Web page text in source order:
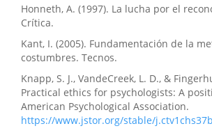
Honneth, A. (1997). La lucha por el
Crítica.
Kant, I. (2005). Fundamentación de la
costumbres. Tecnos.
Knapp, S. J., VandeCreek, L. D., &
Practical ethics for psychologists: A
American Psychological Association.
https://www.jstor.org/stable/j.ctv1chs37b